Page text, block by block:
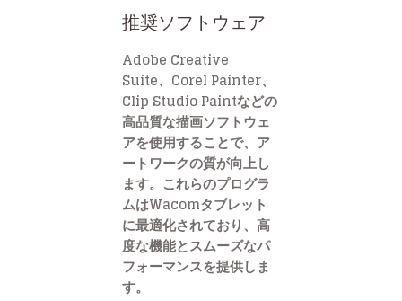
推奨ソフトウェア
Adobe Creative
Suite、Corel Painter、
Clip Studio Paintなどの
高品質な描画ソフトウェ
アを使用することで、ア
ートワークの質が向上し
ます。これらのプログラ
ムはWacomタブレット
に最適化されており、高
度な機能とスムーズなパ
フォーマンスを提供しま
す。